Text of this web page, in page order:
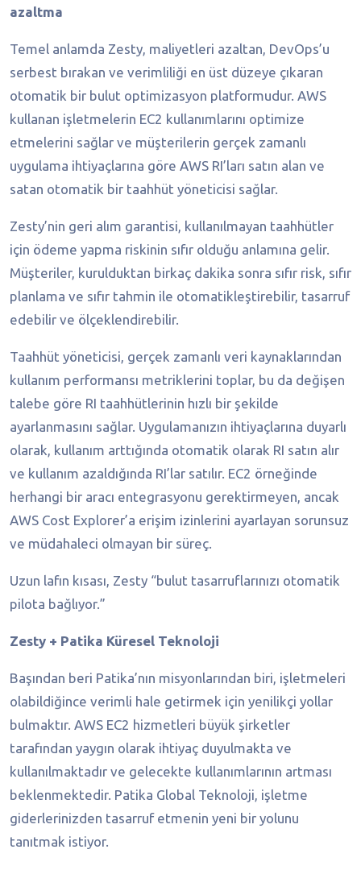
azaltma
Temel anlamda Zesty, maliyetleri azaltan, DevOps’u
serbest bırakan ve verimliliği en üst düzeye çıkaran
otomatik bir bulut optimizasyon platformudur. AWS
kullanan işletmelerin EC2 kullanımlarını optimize
etmelerini sağlar ve müşterilerin gerçek zamanlı
uygulama ihtiyaçlarına göre AWS RI’ları satın alan ve
satan otomatik bir taahhüt yöneticisi sağlar.
Zesty’nin geri alım garantisi, kullanılmayan taahhütler
için ödeme yapma riskinin sıfır olduğu anlamına gelir.
Müşteriler, kurulduktan birkaç dakika sonra sıfır risk, sıfır
planlama ve sıfır tahmin ile otomatikleştirebilir, tasarruf
edebilir ve ölçeklendirebilir.
Taahhüt yöneticisi, gerçek zamanlı veri kaynaklarından
kullanım performansı metriklerini toplar, bu da değişen
talebe göre RI taahhütlerinin hızlı bir şekilde
ayarlanmasını sağlar. Uygulamanızın ihtiyaçlarına duyarlı
olarak, kullanım arttığında otomatik olarak RI satın alır
ve kullanım azaldığında RI’lar satılır. EC2 örneğinde
herhangi bir aracı entegrasyonu gerektirmeyen, ancak
AWS Cost Explorer’a erişim izinlerini ayarlayan sorunsuz
ve müdahaleci olmayan bir süreç.
Uzun lafın kısası, Zesty “bulut tasarruflarınızı otomatik
pilota bağlıyor.”
Zesty + Patika Küresel Teknoloji
Başından beri Patika’nın misyonlarından biri, işletmeleri
olabildiğince verimli hale getirmek için yenilikçi yollar
bulmaktır. AWS EC2 hizmetleri büyük şirketler
tarafından yaygın olarak ihtiyaç duyulmakta ve
kullanılmaktadır ve gelecekte kullanımlarının artması
beklenmektedir. Patika Global Teknoloji, işletme
giderlerinizden tasarruf etmenin yeni bir yolunu
tanıtmak istiyor.